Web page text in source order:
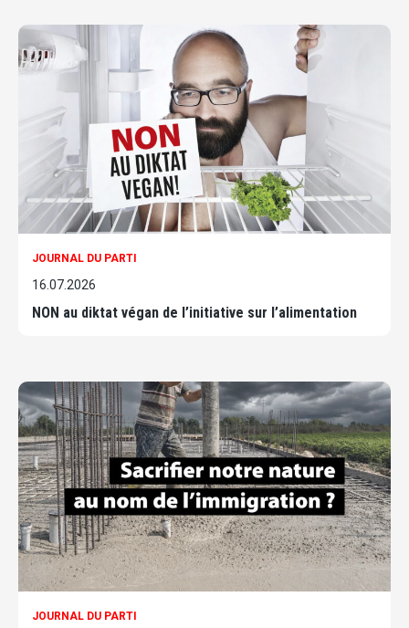
JOURNAL DU PARTI
16.07.2026
NON au diktat végan de l’initiative sur l’alimentation
JOURNAL DU PARTI